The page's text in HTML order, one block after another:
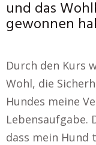
und das
gewonnen
Durch den Kurs
Wohl, die
Hundes meine
Lebensaufgabe.
dass mein Hund